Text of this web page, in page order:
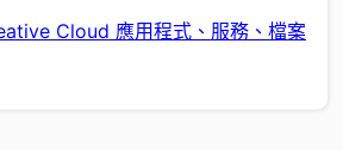
Cloud 應用程式、服務、檔案